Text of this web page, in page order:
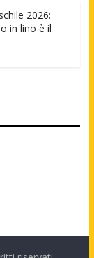
2026:
in lino è il